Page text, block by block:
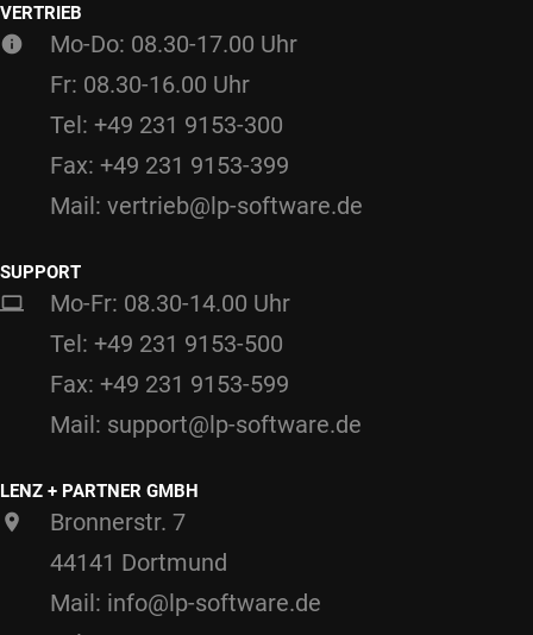
VERTRIEB
Mo-Do: 08.30-17.00 Uhr
Fr: 08.30-16.00 Uhr
Tel: +49 231 9153-300
Fax: +49 231 9153-399
Mail: vertrieb@lp-software.de
SUPPORT
Mo-Fr: 08.30-14.00 Uhr
Tel: +49 231 9153-500
Fax: +49 231 9153-599
Mail: support@lp-software.de
LENZ + PARTNER GMBH
Bronnerstr. 7
44141 Dortmund
Mail: info@lp-software.de